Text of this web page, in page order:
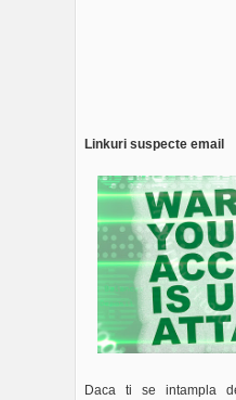
Linkuri suspecte email
Daca ti se intampla